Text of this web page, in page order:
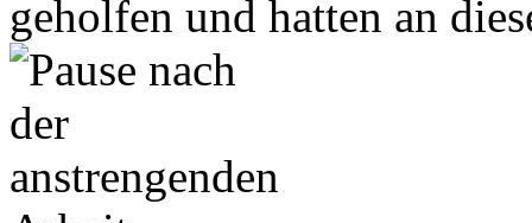
geholfen und hatten an